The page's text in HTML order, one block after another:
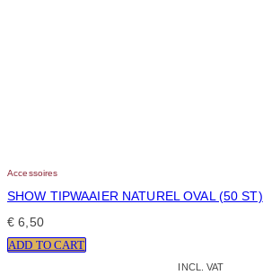
Accessoires
SHOW TIPWAAIER NATUREL OVAL (50 ST)
€ 6,50
ADD TO CART
INCL. VAT